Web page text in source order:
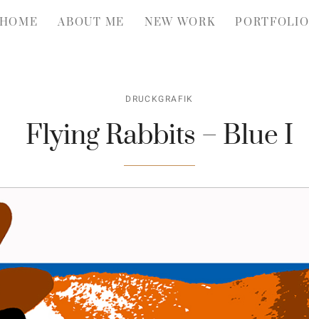
HOME ABOUT ME NEW WORK PORTFOLIO
DRUCKGRAFIK
Flying Rabbits – Blue I